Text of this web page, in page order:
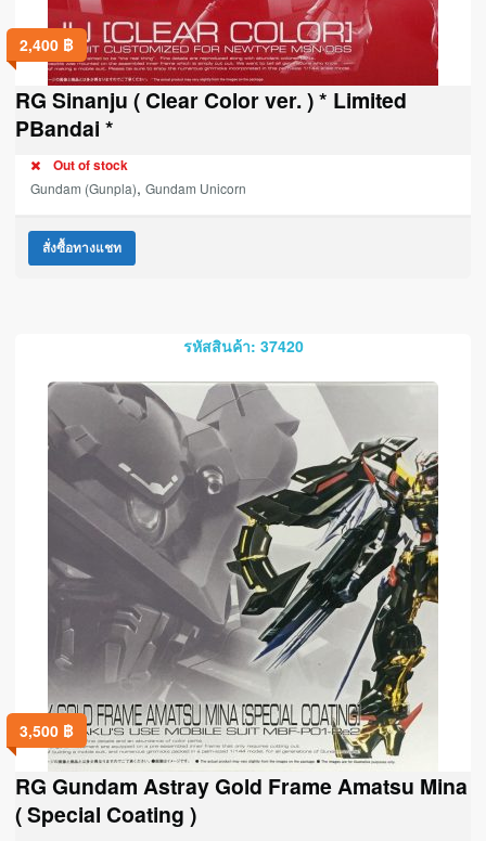
2,400 ฿
RG Sinanju ( Clear Color ver. ) * Limited
PBandai *
Out of stock
Gundam (Gunpla), Gundam Unicorn
สั่งซื้อทางแชท
รหัสสินค้า: 37420
3,500 ฿
RG Gundam Astray Gold Frame Amatsu Mina
( Special Coating )